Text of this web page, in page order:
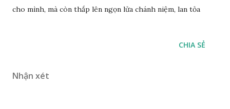
cho mình, mà còn thắp lên ngọn lửa chánh niệm, lan tỏa
CHIA SẺ
Nhận xét